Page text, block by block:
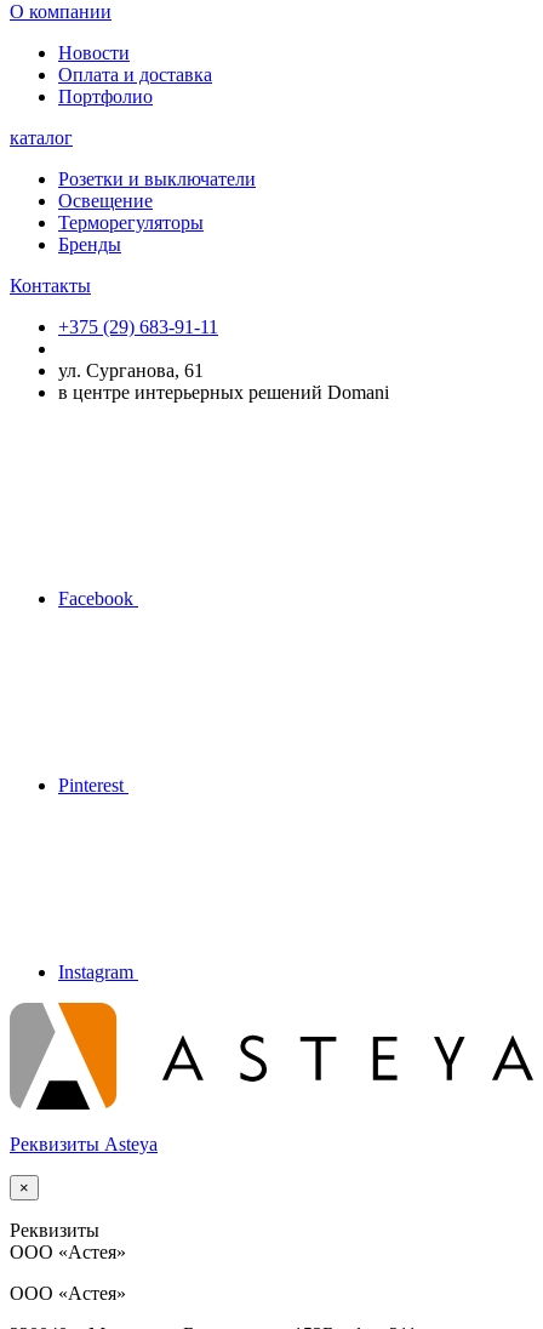
О компании
Новости
Оплата и доставка
Портфолио
каталог
Розетки и выключатели
Освещение
Терморегуляторы
Бренды
Контакты
+375 (29) 683-91-11
ул. Сурганова, 61
в центре интерьерных решений Domani
Facebook
Pinterest
Instagram
Реквизиты Asteya
×
Реквизиты
ООО «Астея»
ООО «Астея»